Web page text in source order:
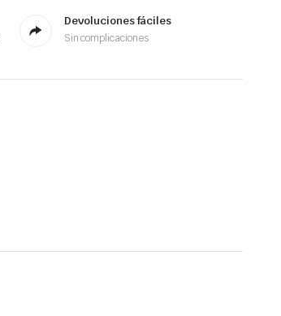
Devoluciones fáciles
Sin complicaciones